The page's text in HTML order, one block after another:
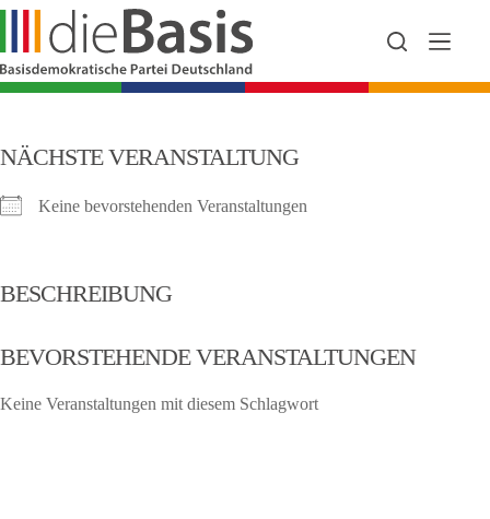
Zum
springen
NÄCHSTE VERANSTALTUNG
Keine bevorstehenden Veranstaltungen
BESCHREIBUNG
BEVORSTEHENDE VERANSTALTUNGEN
Keine Veranstaltungen mit diesem Schlagwort